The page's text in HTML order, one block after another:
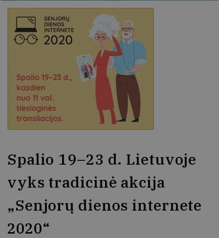
Spalio 19–23 d. Lietuvoje
vyks tradicinė akcija
„Senjorų dienos internete
2020“